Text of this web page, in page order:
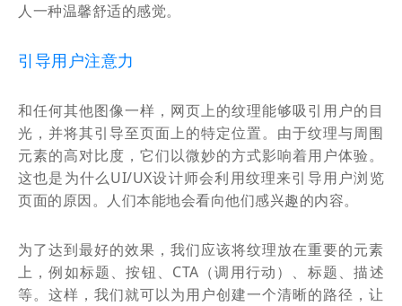
人一种温馨舒适的感觉。
引导用户注意力
和任何其他图像一样，网页上的纹理能够吸引用户的目
光，并将其引导至页面上的特定位置。由于纹理与周围
元素的高对比度，它们以微妙的方式影响着用户体验。
这也是为什么UI/UX设计师会利用纹理来引导用户浏览
页面的原因。人们本能地会看向他们感兴趣的内容。
为了达到最好的效果，我们应该将纹理放在重要的元素
上，例如标题、按钮、CTA（调用行动）、标题、描述
等。这样，我们就可以为用户创建一个清晰的路径，让